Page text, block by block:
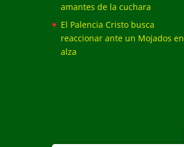
amantes de la cuchara
El Palencia Cristo busca
reaccionar ante un Mojados en
alza